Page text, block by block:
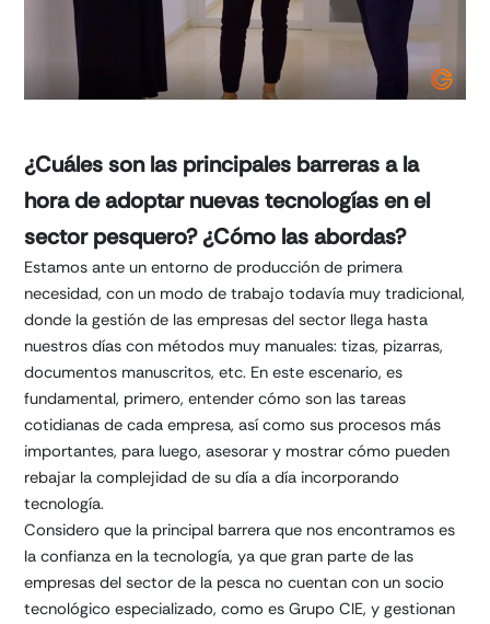
¿Cuáles son las principales barreras a la
hora de adoptar nuevas tecnologías en el
sector pesquero? ¿Cómo las abordas?
Estamos ante un entorno de producción de primera
necesidad, con un modo de trabajo todavía muy tradicional,
donde la gestión de las empresas del sector llega hasta
nuestros días con métodos muy manuales: tizas, pizarras,
documentos manuscritos, etc. En este escenario, es
fundamental, primero, entender cómo son las tareas
cotidianas de cada empresa, así como sus procesos más
importantes, para luego, asesorar y mostrar cómo pueden
rebajar la complejidad de su día a día incorporando
tecnología.
Considero que la principal barrera que nos encontramos es
la confianza en la tecnología, ya que gran parte de las
empresas del sector de la pesca no cuentan con un socio
tecnológico especializado, como es Grupo CIE, y gestionan